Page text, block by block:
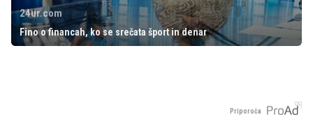
24ur.com
Fino o financah, ko se srečata šport in denar
Priporoča